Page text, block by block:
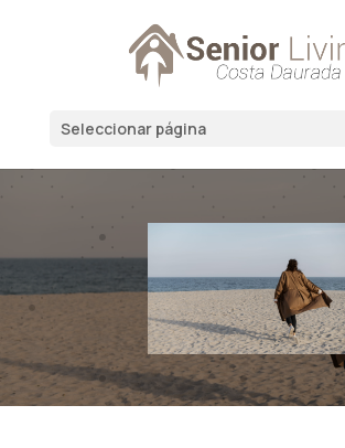
Seleccionar página